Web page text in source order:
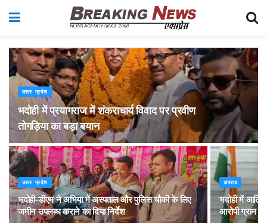
उत्तर प्रदेश
भदोही में प्रयागराज में शंकराचार्य विवाद पर प्रवीण
तोगड़िया का बड़ा बयान
उत्तर प्रदेश
भदोही-डीएम ने अभिया में अस्पताल और पुलिस चौकी के लिए
जमीन उपलब्ध कराने का दिया निर्देश
अपराध
भदोही में
आरोपी ग्राम